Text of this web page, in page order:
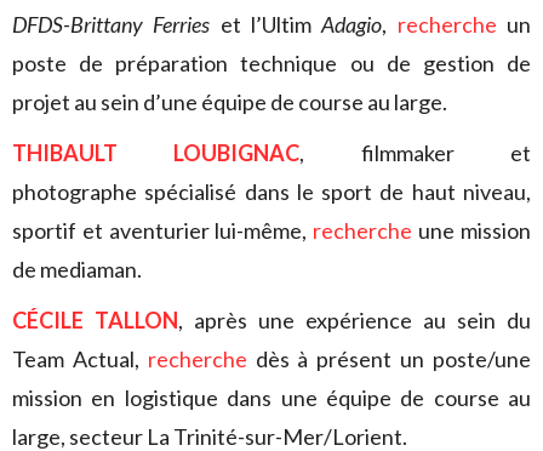
DFDS-Brittany Ferries et l’UltimAdagio, recherche un
poste de préparation technique ou de gestion de
projet au sein d’une équipe de course au large.
THIBAULT LOUBIGNAC, filmmaker et
photographe spécialisé dans le sport de haut niveau,
sportif et aventurier lui-même, recherche une mission
de mediaman.
CÉCILE TALLON, après une expérience au sein du
Team Actual, recherche dès à présent un poste/une
mission en logistique dans une équipe de course au
large, secteur La Trinité-sur-Mer/Lorient.